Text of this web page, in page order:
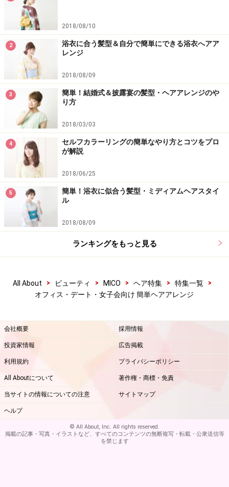
2018/08/10
2
浴衣に合う髪型＆自分で簡単にできる浴衣へアア
レンジ
2018/08/09
3
簡単！結婚式＆披露宴の髪型・ヘアアレンジのや
り方
2018/03/03
4
セルフカラーリングの簡単なやり方とコツをプロ
が解説
2018/06/25
5
簡単！浴衣に似合う髪型・ミディアムヘアスタイ
ル
2018/08/09
ランキングをもっと見る
All About > ビューティ > MICO > ヘア特集 > 特集一覧
>
オフィス・デート・女子会向け 簡単ヘアアレンジ
会社概要 採用情報
投資家情報 広告掲載
利用規約 プライバシーポリシー
All Aboutについて 著作権・商標・免責
当サイトの情報についての注意 サイトマップ
ヘルプ
© All About, Inc. All rights reserved.
掲載の記事・写真・イラストなど、すべてのコンテンツの無断複写・転載・公衆送信等
を禁じます